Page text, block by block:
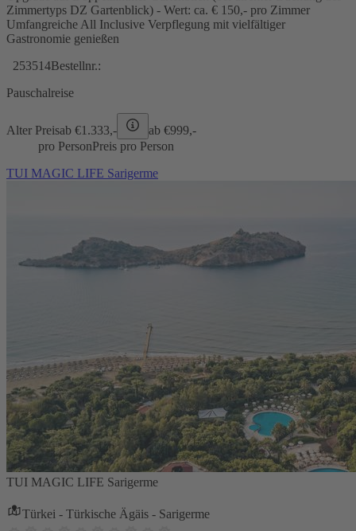
Zimmertyps DZ Gartenblick) - Wert: ca. € 150,- pro Zimmer
Umfangreiche All Inclusive Verpflegung mit vielfältiger
Gastronomie genießen
253514Bestellnr.:
Pauschalreise
Alter Preisab €1.333,- ab €999,-
pro PersonPreis pro Person
TUI MAGIC LIFE Sarigerme
TUI MAGIC LIFE Sarigerme
Türkei - Türkische Ägäis - Sarigerme